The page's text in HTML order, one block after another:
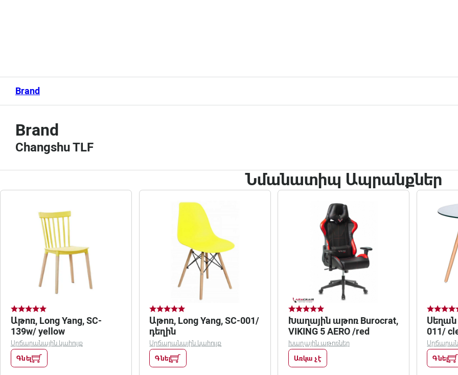
Brand
Brand
Changshu TLF
Նմանատիպ Ապրանքներ
Աթոռ, Long Yang, SC-
139w/ yellow
Սրճարանային կահույք
Գնել
Աթոռ, Long Yang, SC-001/
դեղին
Սրճարանային կահույք
Գնել
Խաղային աթոռ Burocrat,
VIKING 5 AERO /red
Խաղային աթոռներ
Առկա չէ
Սեղան
011/
Գնել